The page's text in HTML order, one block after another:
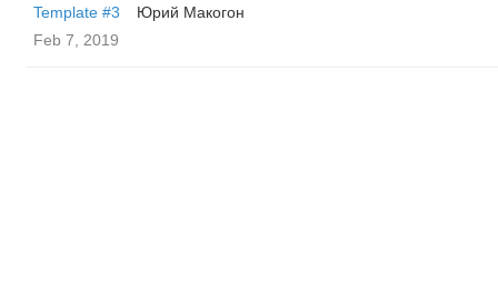
Template #3
Юрий Макогон
Feb 7, 2019